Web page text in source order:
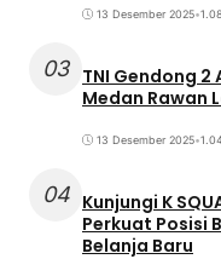
13 Desember 2025•
03 TNI Gendong 2
Medan Rawan
13 Desember 2025•
04 Kunjungi K
Perkuat Posisi
Belanja Baru